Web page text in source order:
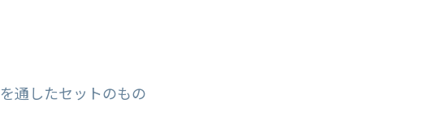
を通したセットのもの